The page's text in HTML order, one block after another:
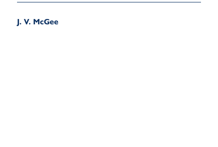
J. V. McGee